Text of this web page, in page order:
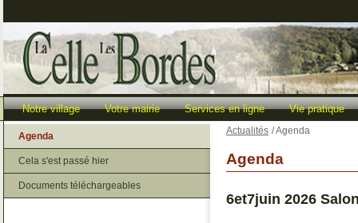
Notre village Votre mairie Services en ligne Vie pratique
Actualités /Agenda
Agenda
6et7juin 2026
Agenda
Cela s'est passé hier
Documents téléchargeables